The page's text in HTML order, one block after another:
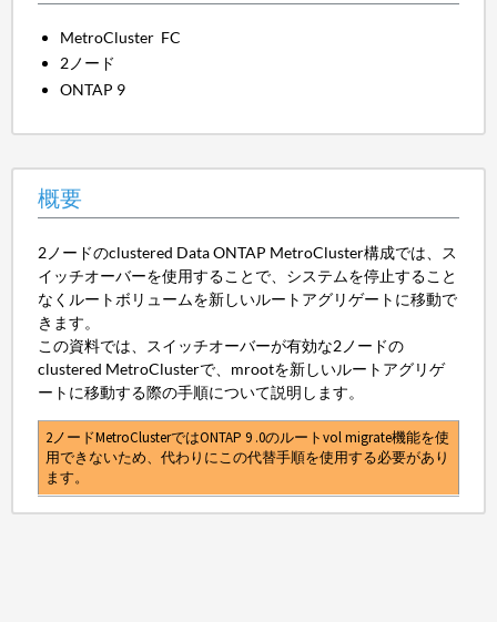
MetroCluster FC
2ノード
ONTAP 9
概要
2ノードのclustered Data ONTAP MetroCluster構成では、ス
イッチオーバーを使用することで、システムを停止すること
なくルートボリュームを新しいルートアグリゲートに移動で
きます。
この資料では、スイッチオーバーが有効な2ノードの
clustered MetroClusterで、mrootを新しいルートアグリゲ
ートに移動する際の手順について説明します。
2ノードMetroClusterではONTAP 9 .0のルートvol migrate機能を使
用できないため、代わりにこの代替手順を使用する必要があり
ます。